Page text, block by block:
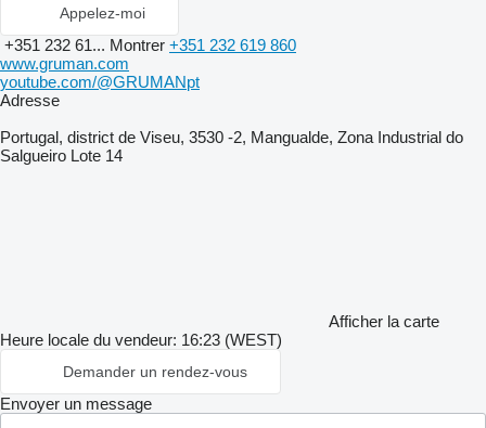
Appelez-moi
+351 232 61... Montrer +351 232 619 860
www.gruman.com
youtube.com/@GRUMANpt
Adresse
Portugal, district de Viseu, 3530 -2, Mangualde, Zona Industrial do
Salgueiro Lote 14
Afficher la carte
Heure locale du vendeur: 16:23 (WEST)
Demander un rendez-vous
Envoyer un message